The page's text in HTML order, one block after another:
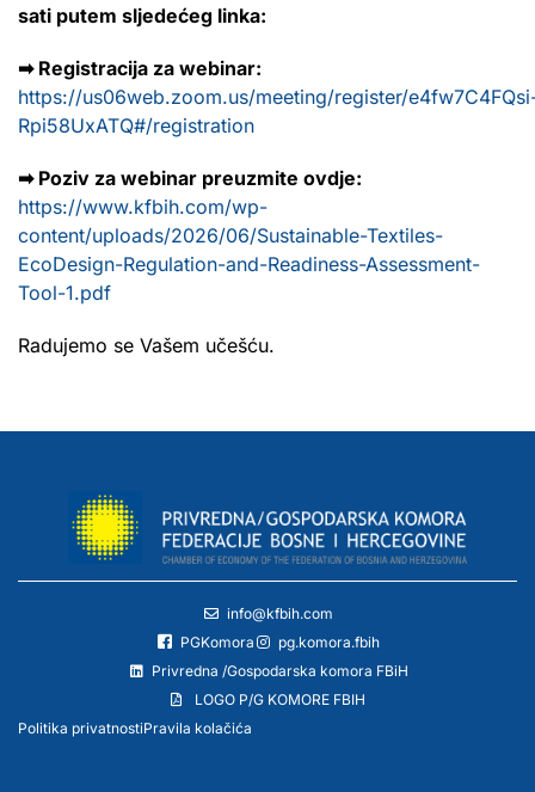
sati putem sljedećeg linka:
➡ Registracija za webinar:
https://us06web.zoom.us/meeting/register/
Rpi58UxATQ#/registration
➡ Poziv za webinar preuzmite ovdje:
https://www.kfbih.com/wp-
content/uploads/2026/06/Sustainable-Textiles-
EcoDesign-Regulation-and-Readiness-Assessment-
Tool-1.pdf
Radujemo se Vašem učešću.
info@kfbih.com
PGKomora
pg.komora.fbih
Privredna /Gospodarska komora FBiH
LOGO P/G KOMORE FBIH
Politika privatnostiPravila kolačića